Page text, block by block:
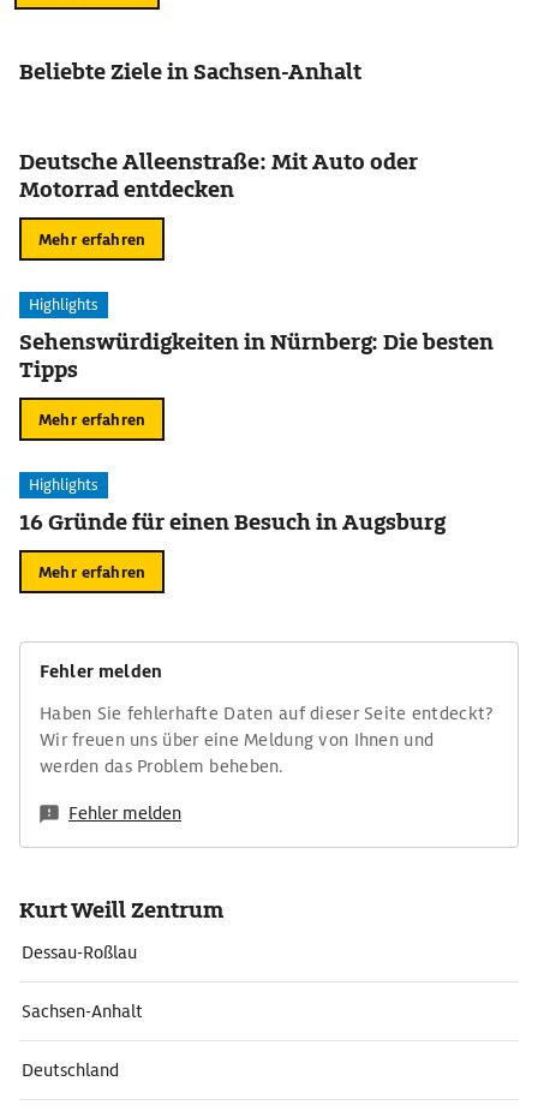
Beliebte Ziele in Sachsen-Anhalt
Deutsche Alleenstraße: Mit Auto oder
Motorrad entdecken
Mehr erfahren
Highlights
Sehenswürdigkeiten in Nürnberg: Die besten
Tipps
Mehr erfahren
Highlights
16 Gründe für einen Besuch in Augsburg
Mehr erfahren
Fehler melden
Haben Sie fehlerhafte Daten auf dieser Seite entdeckt?
Wir freuen uns über eine Meldung von Ihnen und
werden das Problem beheben.
Fehler melden
Kurt Weill Zentrum
Dessau-Roßlau
Sachsen-Anhalt
Deutschland